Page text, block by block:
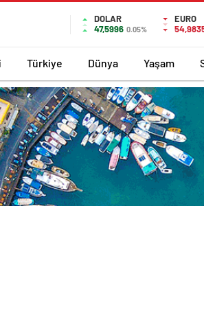
DOLAR
47,5996 0.05%
EURO
Türkiye Dünya Yaşam